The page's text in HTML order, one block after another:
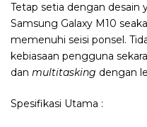
Tetap setia dengan desain
Samsung Galaxy M10
memenuhi seisi ponsel.
kebiasaan pengguna
dan multitasking dengan
Spesifikasi Utama :